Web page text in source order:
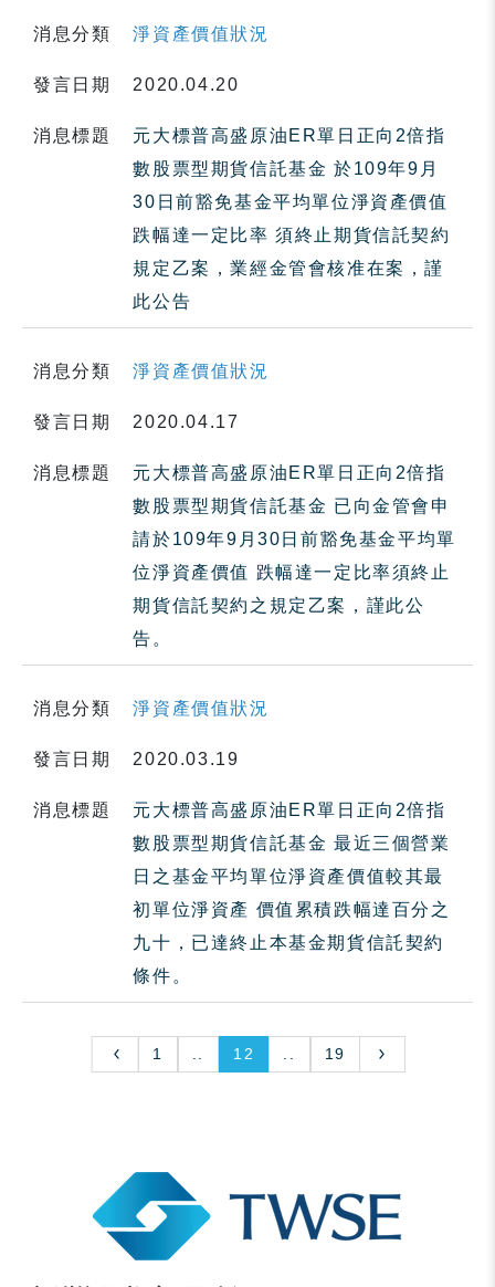
消息分類 淨資產價值狀況
發言日期 2020.04.20
消息標題
元大標普高盛原油ER單日正向2倍指
數股票型期貨信託基金 於109年9月
30日前豁免基金平均單位淨資產價值
跌幅達一定比率 須終止期貨信託契約
規定乙案，業經金管會核准在案，謹
此公告
消息分類 淨資產價值狀況
發言日期 2020.04.17
消息標題
元大標普高盛原油ER單日正向2倍指
數股票型期貨信託基金 已向金管會申
請於109年9月30日前豁免基金平均單
位淨資產價值 跌幅達一定比率須終止
期貨信託契約之規定乙案，謹此公
告。
消息分類 淨資產價值狀況
發言日期 2020.03.19
消息標題
元大標普高盛原油ER單日正向2倍指
數股票型期貨信託基金 最近三個營業
日之基金平均單位淨資產價值較其最
初單位淨資產 價值累積跌幅達百分之
九十，已達終止本基金期貨信託契約
條件。
1 12 19